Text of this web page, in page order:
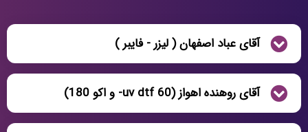
آقای عباد اصفهان ( لیزر - فایبر )
آقای روهنده اهواز (uv dtf 60- و اکو 180)